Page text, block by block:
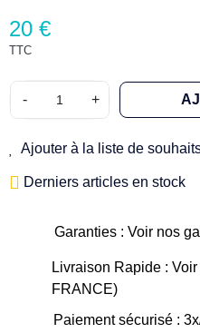
20 €
TTC
- +
Ajouter à la liste de
Derniers articles en stock
Garanties : Voir nos
Livraison Rapide :
FRANCE)
Paiement sécurisé :